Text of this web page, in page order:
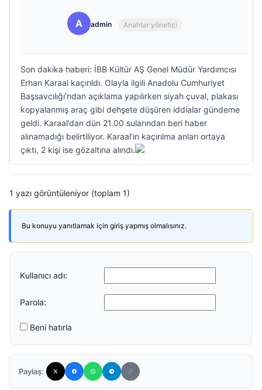
A admin Anahtar yönetici
Son dakika haberi: İBB Kültür AŞ Genel Müdür Yardımcısı
Erhan Karaal kaçırıldı. Olayla ilgili Anadolu Cumhuriyet
Başsavcılığı’ndan açıklama yapılırken siyah çuval, plakası
kopyalanmış araç gibi dehşete düşüren iddialar gündeme
geldi. Karaal’dan dün 21.00 sularından beri haber
alınamadığı belirtiliyor. Karaal’ın kaçırılma anları ortaya
çıktı, 2 kişi ise gözaltına alındı.
1 yazı görüntüleniyor (toplam 1)
Bu konuyu yanıtlamak için giriş yapmış olmalısınız.
Kullanıcı adı:
Parola:
Beni hatırla
Paylaş: